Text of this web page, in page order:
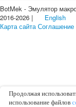
BotMek - Эмулятор
2016-2026 |
English
Карта сайта Соглашение